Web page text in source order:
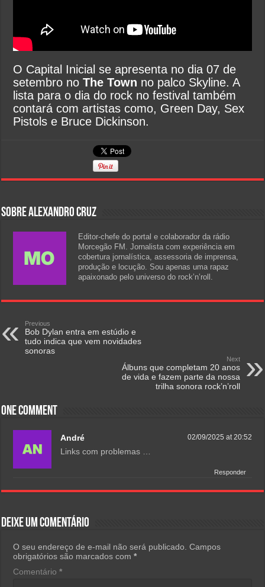
O Capital Inicial se apresenta no dia 07 de
setembro noThe Town no palco Skyline. A
lista para o dia do rock no festival também
contará com artistas como, Green Day, Sex
Pistols e Bruce Dickinson.
Sobre Alexandro Cruz
Editor-chefe do portal e colaborador da rádio
Morcegão FM. Jornalista com experiência em
cobertura jornalística, assessoria de imprensa,
produção e locução. Sou apenas uma rapaz
apaixonado pelo universo do rock’n’roll.
Previous
Bob Dylan entra em estúdio e
tudo indica que vem novidades
sonoras
Next
Álbuns que completam 20 anos
de vida e fazem parte da nossa
trilha sonora rock’n’roll
One comment
André 02/09/2025 at 20:52
Links com problemas …
Responder
Deixe um comentário
O seu endereço de e-mail não será publicado. Campos
obrigatórios são marcados com*
Comentário*